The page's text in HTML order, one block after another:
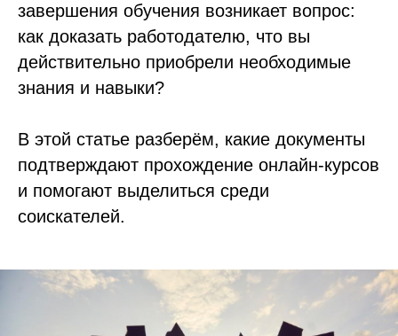
завершения обучения возникает вопрос:
как доказать работодателю, что вы
действительно приобрели необходимые
знания и навыки?
В этой статье разберём, какие документы
подтверждают прохождение онлайн-курсов
и помогают выделиться среди
соискателей.